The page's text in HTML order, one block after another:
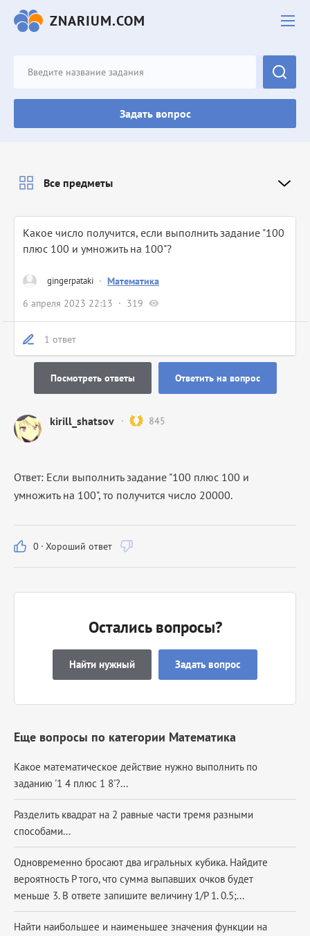
ZNARIUM.COM
Задать вопрос
gingerpataki · Математика
6 апреля 2023 22:13
319
Какое число получится, если выполнить задание "100
плюс 100 и умножить на 100"?
1 ответ
Посмотреть ответы Ответить на вопрос
kirill_shatsov 845
Ответ: Если выполнить задание "100 плюс 100 и
умножить на 100", то получится число 20000.
0 · Хороший ответ
Остались вопросы?
Найти нужный Задать вопрос
Еще вопросы по категории Математика
Какое математическое действие нужно выполнить по
заданию '1 4 плюс 1 8'?...
Разделить квадрат на 2 равные части тремя разными
способами...
Одновременно бросают два игральных кубика. Найдите
вероятность Р того, что сумма выпавших очков будет
меньше 3. В ответе запишите величину 1/Р 1. 0.5;...
Найти наибольшее и наименьшее значения функции на
Все предметы